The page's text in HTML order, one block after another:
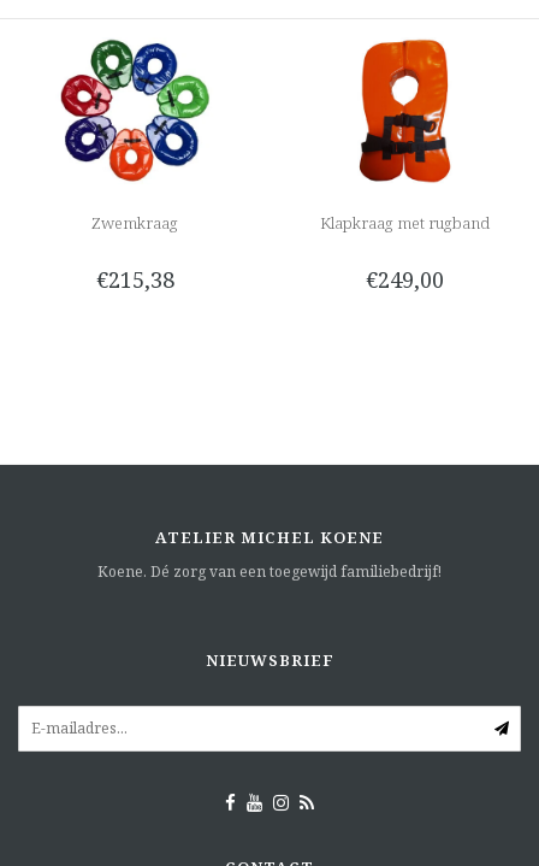
Zwemkraag
€215,38
Klapkraag met rugband
€249,00
ATELIER MICHEL KOENE
Koene. Dé zorg van een toegewijd familiebedrijf!
NIEUWSBRIEF